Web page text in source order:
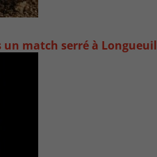
un match serré à Longueuil